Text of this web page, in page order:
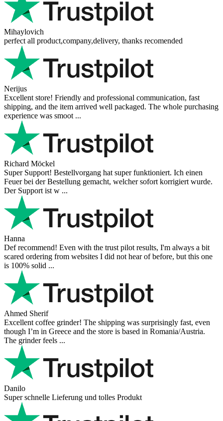
Mihaylovich
perfect all product,company,delivery, thanks recomended
Nerijus
Excellent store! Friendly and professional communication, fast
shipping, and the item arrived well packaged. The whole purchasing
experience was smoot ...
Richard Möckel
Super Support! Bestellvorgang hat super funktioniert. Ich einen
Feuer bei der Bestellung gemacht, welcher sofort korrigiert wurde.
Der Support ist w ...
Hanna
Def recommend! Even with the trust pilot results, I'm always a bit
scared ordering from websites I did not hear of before, but this one
is 100% solid ...
Ahmed Sherif
Excellent coffee grinder! The shipping was surprisingly fast, even
though I’m in Greece and the store is based in Romania/Austria.
The grinder feels ...
Danilo
Super schnelle Lieferung und tolles Produkt